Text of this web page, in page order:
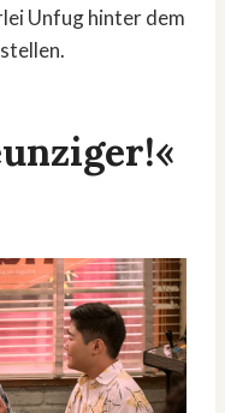
Unfug hinter dem